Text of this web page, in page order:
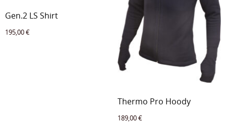
Gen.2 LS Shirt
195,00€
Thermo Pro Hoody
189,00€